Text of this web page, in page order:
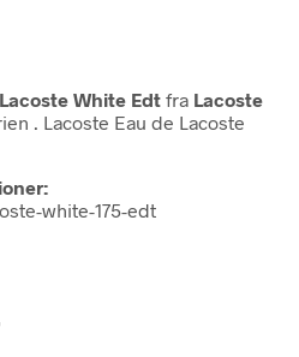
White Edt fra Lacoste
. Lacoste Eau de Lacoste
white-175-edt